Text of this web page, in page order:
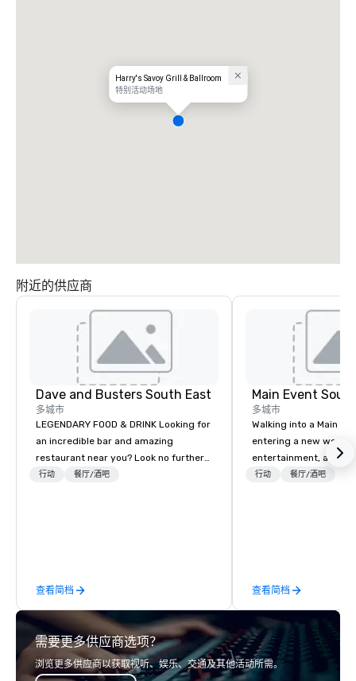
Harry's Savoy Grill & Ballroom
特别活动场地
附近的供应商
Dave and Busters South East
多城市
LEGENDARY FOOD & DRINK Looking for
an incredible bar and amazing
restaurant near you? Look no further
than Dave & Buster's. We have
行动 餐厅/酒吧
查看简档
Main Event
多城市
Walking into a Main
entering a new world
entertainment, and
Guest is greeted by
life our chef-inspired
service catering with
high-energy bar with
visual technology,
parties for kids and
rooms for corporate,
行动 餐厅/酒吧
查看简档
需要更多供应商选项？
浏览更多供应商以获取视听、娱乐、交通及其他活动所需。